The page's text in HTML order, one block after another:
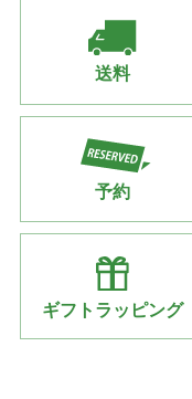
送料
予約
ギフトラッピング